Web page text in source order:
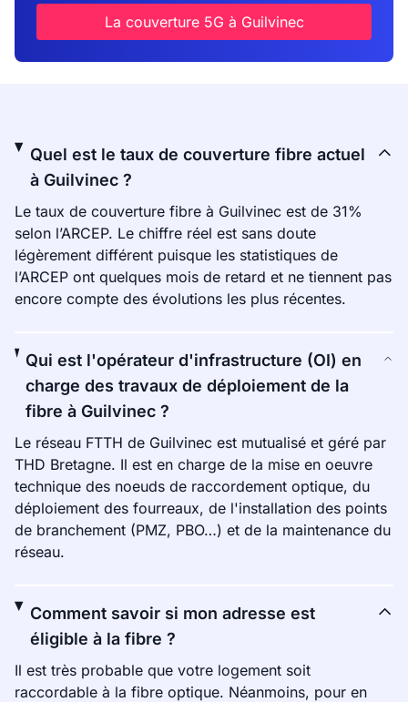
La couverture 5G à Guilvinec
Quel est le taux de couverture fibre actuel
à Guilvinec ?
Le taux de couverture fibre à Guilvinec est de 31%
selon l’ARCEP. Le chiffre réel est sans doute
légèrement différent puisque les statistiques de
l’ARCEP ont quelques mois de retard et ne tiennent pas
encore compte des évolutions les plus récentes.
Qui est l'opérateur d'infrastructure (OI) en
charge des travaux de déploiement de la
fibre à Guilvinec ?
Le réseau FTTH de Guilvinec est mutualisé et géré par
THD Bretagne. Il est en charge de la mise en oeuvre
technique des noeuds de raccordement optique, du
déploiement des fourreaux, de l'installation des points
de branchement (PMZ, PBO…) et de la maintenance du
réseau.
Comment savoir si mon adresse est
éligible à la fibre ?
Il est très probable que votre logement soit
raccordable à la fibre optique. Néanmoins, pour en